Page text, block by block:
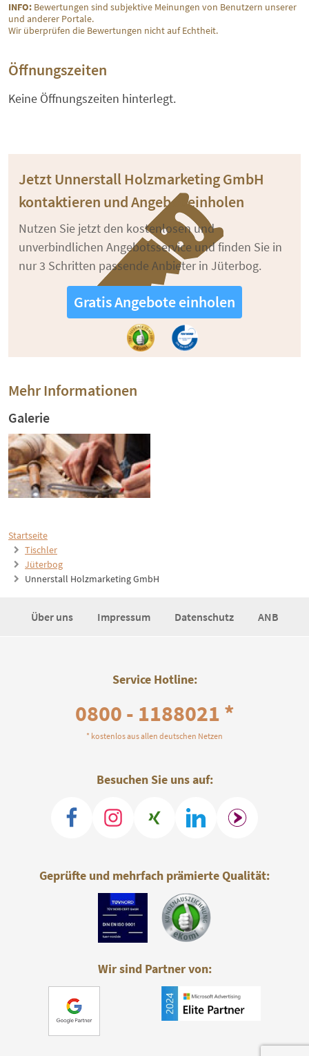
Startseite
Tischler
Jüterbog
Unnerstall Holzmarketing GmbH
INFO: Bewertungen sind subjektive Meinungen von Benutzern unserer
und anderer Portale.
Wir überprüfen die Bewertungen nicht auf Echtheit.
Öffnungszeiten
Keine Öffnungszeiten hinterlegt.
Jetzt Unnerstall Holzmarketing GmbH
kontaktieren und Angebot einholen
Nutzen Sie jetzt den kostenlosen und
unverbindlichen Angebotsservice und finden Sie in
nur 3 Schritten passende Anbieter in Jüterbog.
Gratis Angebote einholen
Mehr Informationen
Galerie
Über uns Impressum Datenschutz ANB
Service Hotline:
0800 - 1188021 *
* kostenlos aus allen deutschen Netzen
Besuchen Sie uns auf:
Geprüfte und mehrfach prämierte Qualität:
Wir sind Partner von: